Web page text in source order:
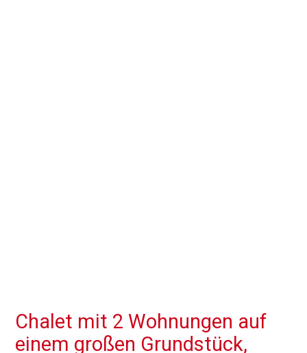
Chalet mit 2 Wohnungen auf
einem großen Grundstück,